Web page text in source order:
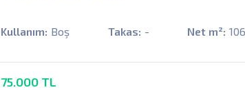
Kullanım: Boş Takas: - Net m²:
75.000 TL